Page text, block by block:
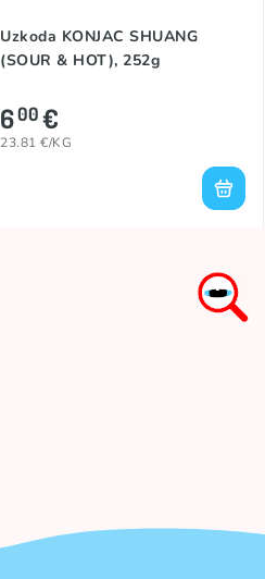
Uzkoda KONJAC SHUANG
(SOUR & HOT), 252g
600€
23.81 €/KG